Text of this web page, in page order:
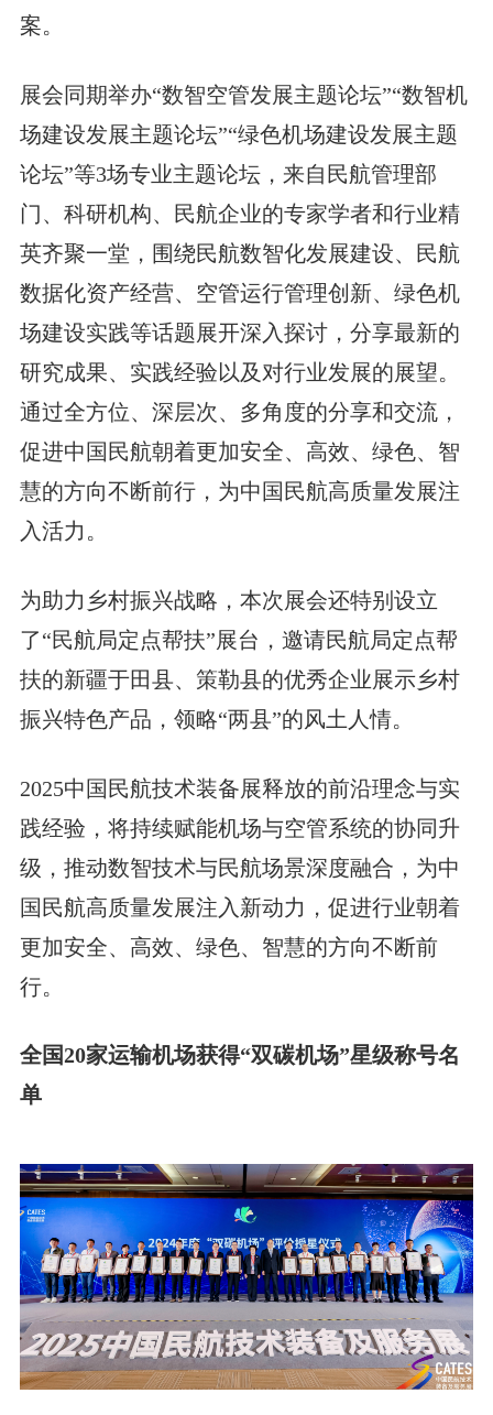
案。
展会同期举办“数智空管发展主题论坛”“数智机
场建设发展主题论坛”“绿色机场建设发展主题
论坛”等3场专业主题论坛，来自民航管理部
门、科研机构、民航企业的专家学者和行业精
英齐聚一堂，围绕民航数智化发展建设、民航
数据化资产经营、空管运行管理创新、绿色机
场建设实践等话题展开深入探讨，分享最新的
研究成果、实践经验以及对行业发展的展望。
通过全方位、深层次、多角度的分享和交流，
促进中国民航朝着更加安全、高效、绿色、智
慧的方向不断前行，为中国民航高质量发展注
入活力。
为助力乡村振兴战略，本次展会还特别设立
了“民航局定点帮扶”展台，邀请民航局定点帮
扶的新疆于田县、策勒县的优秀企业展示乡村
振兴特色产品，领略“两县”的风土人情。
2025中国民航技术装备展释放的前沿理念与实
践经验，将持续赋能机场与空管系统的协同升
级，推动数智技术与民航场景深度融合，为中
国民航高质量发展注入新动力，促进行业朝着
更加安全、高效、绿色、智慧的方向不断前
行。
全国20家运输机场获得“双碳机场”星级称号名
单